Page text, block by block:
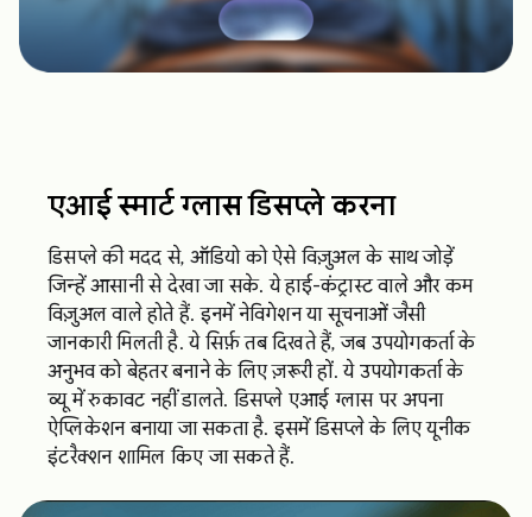
एआई स्मार्ट ग्लास डिसप्ले करना
डिसप्ले की मदद से, ऑडियो को ऐसे विज़ुअल के साथ जोड़ें
जिन्हें आसानी से देखा जा सके. ये हाई-कंट्रास्ट वाले और कम
विज़ुअल वाले होते हैं. इनमें नेविगेशन या सूचनाओं जैसी
जानकारी मिलती है. ये सिर्फ़ तब दिखते हैं, जब उपयोगकर्ता के
अनुभव को बेहतर बनाने के लिए ज़रूरी हों. ये उपयोगकर्ता के
व्यू में रुकावट नहीं डालते. डिसप्ले एआई ग्लास पर अपना
ऐप्लिकेशन बनाया जा सकता है. इसमें डिसप्ले के लिए यूनीक
इंटरैक्शन शामिल किए जा सकते हैं.